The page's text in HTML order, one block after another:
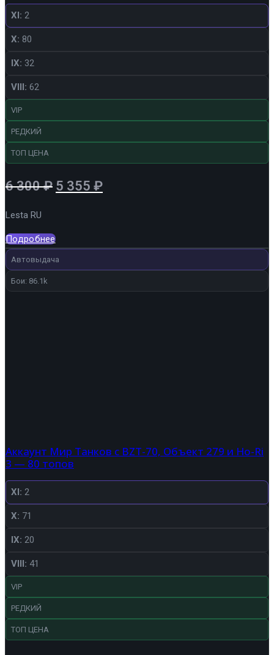
XI: 2
X: 80
IX: 32
VIII: 62
VIP
РЕДКИЙ
ТОП ЦЕНА
6 300₽ Первоначальная
6
300 ₽.
5 355 ₽Текущая
Lesta RU
Подробнее
Автовыдача
Бои: 86.1k
Аккаунт Мир Танков с BZT-70, Объект 279 и Ho-Ri
3 — 80 топов
XI: 2
X: 71
IX: 20
VIII: 41
VIP
РЕДКИЙ
ТОП ЦЕНА